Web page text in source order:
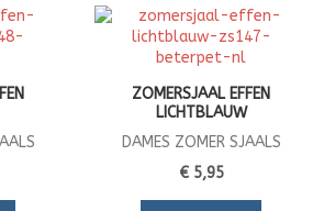
ZOMERSJAAL EFFEN
LICHTBLAUW
DAMES ZOMER SJAALS
€ 5,95